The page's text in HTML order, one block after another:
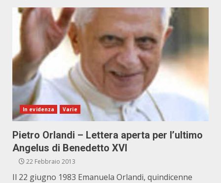
In evidenza Varie
Pietro Orlandi – Lettera aperta per l’ultimo
Angelus di Benedetto XVI
22 Febbraio 2013
Il 22 giugno 1983 Emanuela Orlandi, quindicenne